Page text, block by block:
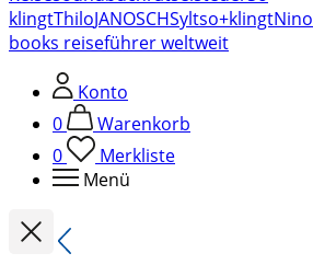
klingtThiloJANOSCHSyltso+klingtNino
books reiseführer weltweit
Konto
0
Warenkorb
0
Merkliste
Menü